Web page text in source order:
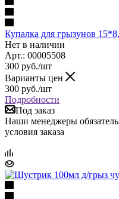
Купалка для грызунов
Нет в наличии
Арт.: 00005508
300 руб./шт
Варианты цен
300 руб./шт
Подробности
Под заказ
Наши менеджеры
условия заказа